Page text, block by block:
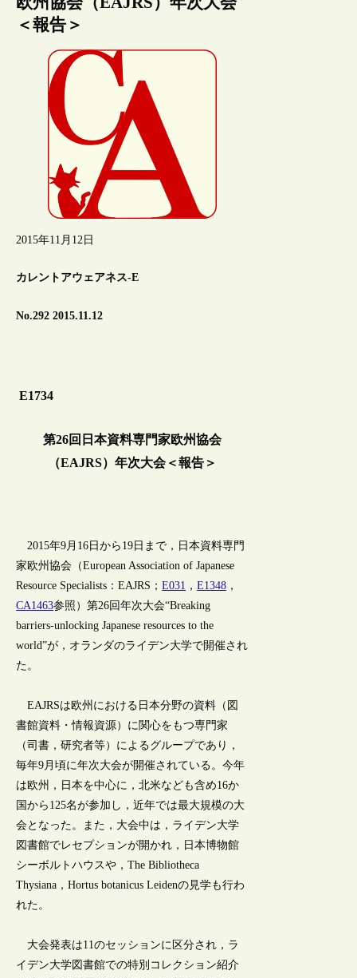
＜報告＞
2015年11月12日
カレントアウェアネス-E
No.292 2015.11.12
E1734
第26回日本資料専門家欧州協会
（EAJRS）年次大会＜報告＞
2015年9月16日から19日まで，日本資料専門
家欧州協会（European Association of Japanese
Resource Specialists：EAJRS；E031 ，E1348 ，
CA1463参照）第26回年次大会“Breaking
barriers-unlocking Japanese resources to the
world”が，オランダのライデン大学で開催され
た。
EAJRSは欧州における日本分野の資料（図
書館資料・情報資源）に関心をもつ専門家
（司書，研究者等）によるグループであり，
毎年9月頃に年次大会が開催されている。今年
は欧州，日本を中心に，北米なども含め16か
国から125名が参加し，近年では最大規模の大
会となった。また，大会中は，ライデン大学
図書館でレセプションが開かれ，日本博物館
シーボルトハウスや，The Bibliotheca
Thysiana，Hortus botanicus Leidenの見学も行わ
れた。
大会発表は11のセッションに区分され，ラ
イデン大学図書館での特別コレクション紹介